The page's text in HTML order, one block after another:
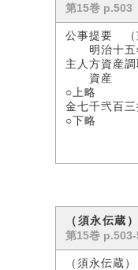
第15巻 p.503
公事提要 （
明治十五
主人方資産
資産
○上略
金七千弐百
○下略
（須永伝
第15巻
（須永伝蔵